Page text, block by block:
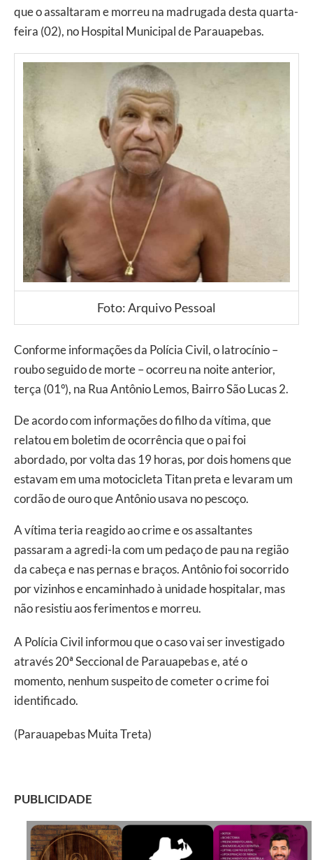
que o assaltaram e morreu na madrugada desta quarta-
feira (02), no Hospital Municipal de Parauapebas.
Foto: Arquivo Pessoal
Conforme informações da Polícia Civil, o latrocínio –
roubo seguido de morte – ocorreu na noite anterior,
terça (01º), na Rua Antônio Lemos, Bairro São Lucas 2.
De acordo com informações do filho da vítima, que
relatou em boletim de ocorrência que o pai foi
abordado, por volta das 19 horas, por dois homens que
estavam em uma motocicleta Titan preta e levaram um
cordão de ouro que Antônio usava no pescoço.
A vítima teria reagido ao crime e os assaltantes
passaram a agredi-la com um pedaço de pau na região
da cabeça e nas pernas e braços. Antônio foi socorrido
por vizinhos e encaminhado à unidade hospitalar, mas
não resistiu aos ferimentos e morreu.
A Polícia Civil informou que o caso vai ser investigado
através 20ª Seccional de Parauapebas e, até o
momento, nenhum suspeito de cometer o crime foi
identificado.
(Parauapebas Muita Treta)
PUBLICIDADE